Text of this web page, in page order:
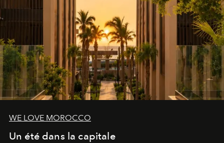
WE LOVE MOROCCO
Un été dans la capitale